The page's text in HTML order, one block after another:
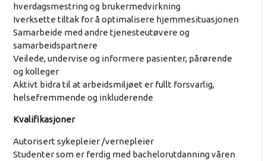
hverdagsmestring og brukermedvirkning
Iverksette tiltak for å optimalisere hjemmesituasjonen
Samarbeide med andre tjenesteutøvere og
samarbeidspartnere
Veilede, undervise og informere pasienter, pårørende
og kolleger
Aktivt bidra til at arbeidsmiljøet er fullt forsvarlig,
helsefremmende og inkluderende
Kvalifikasjoner
Autorisert sykepleier /vernepleier
Studenter som er ferdig med bachelorutdanning våren